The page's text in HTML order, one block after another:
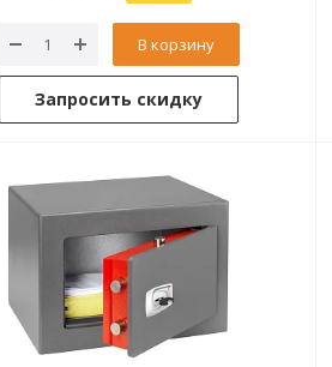
В корзину
Запросить скидку